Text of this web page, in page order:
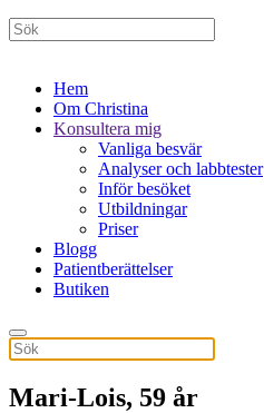
Hem
Om Christina
Konsultera mig
Vanliga besvär
Analyser och labbtester
Inför besöket
Utbildningar
Priser
Blogg
Patientberättelser
Butiken
Mari-Lois, 59 år